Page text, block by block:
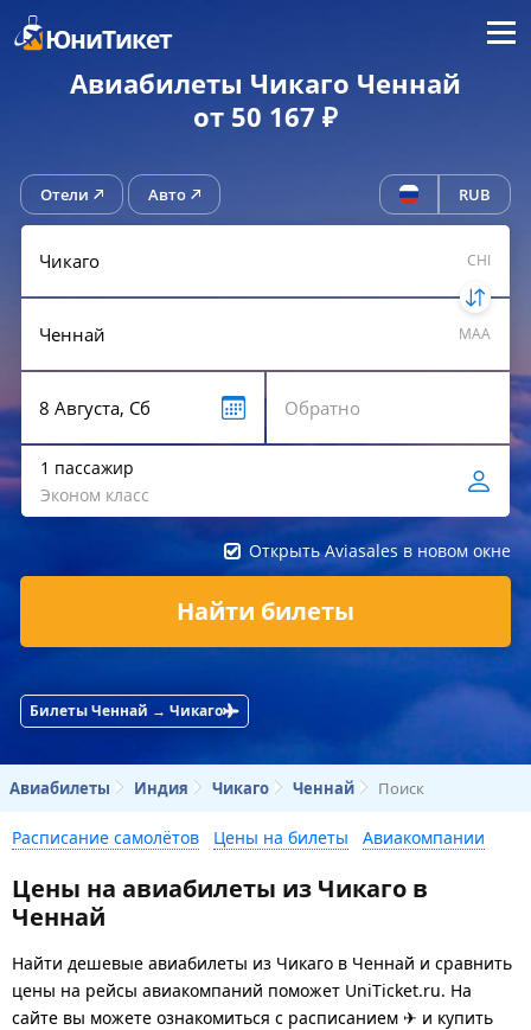
ЮниТикет Меню
Авиабилеты Чикаго Ченнай
от 50 167 ₽
Отели Авто RUB
CHI
MAA
1 пассажир
Эконом класс
Открыть Aviasales в новом окне
Найти билеты
Билеты Ченнай → Чикаго
Авиабилеты Индия Чикаго Ченнай Поиск
Расписание самолётов Цены на билеты Авиакомпании
Цены на авиабилеты из Чикаго в
Ченнай
Найти дешевые авиабилеты из Чикаго в Ченнай и сравнить
цены на рейсы авиакомпаний поможет UniTicket.ru. На
сайте вы можете ознакомиться с расписанием ✈ и купить